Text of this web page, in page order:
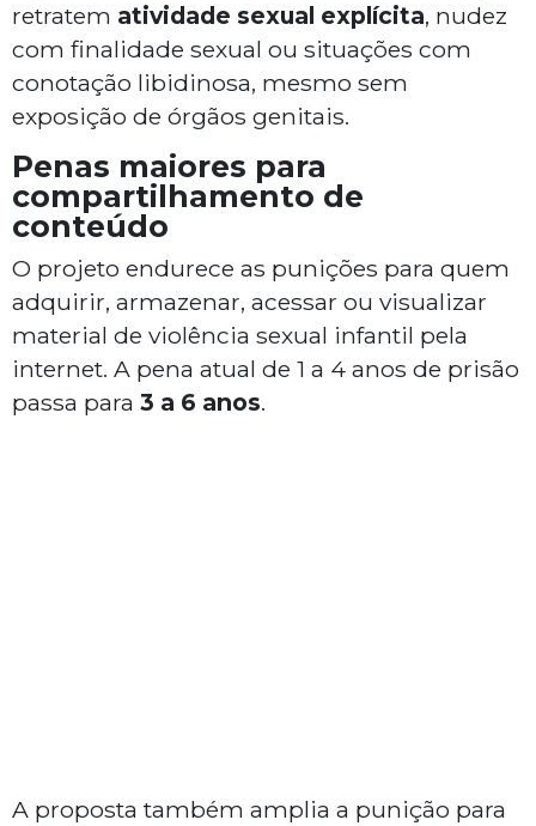
retratem atividade sexual explícita, nudez
com finalidade sexual ou situações com
conotação libidinosa, mesmo sem
exposição de órgãos genitais.
Penas maiores para
compartilhamento de
conteúdo
O projeto endurece as punições para quem
adquirir, armazenar, acessar ou visualizar
material de violência sexual infantil pela
internet. A pena atual de 1 a 4 anos de prisão
passa para 3 a 6 anos.
A proposta também amplia a punição para